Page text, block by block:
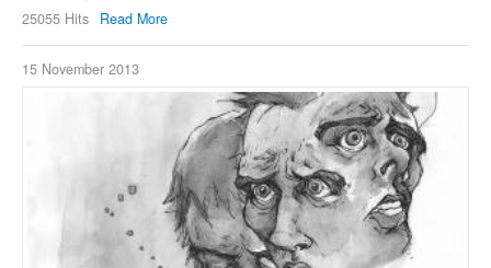
25055 Hits Read More
15 November 2013